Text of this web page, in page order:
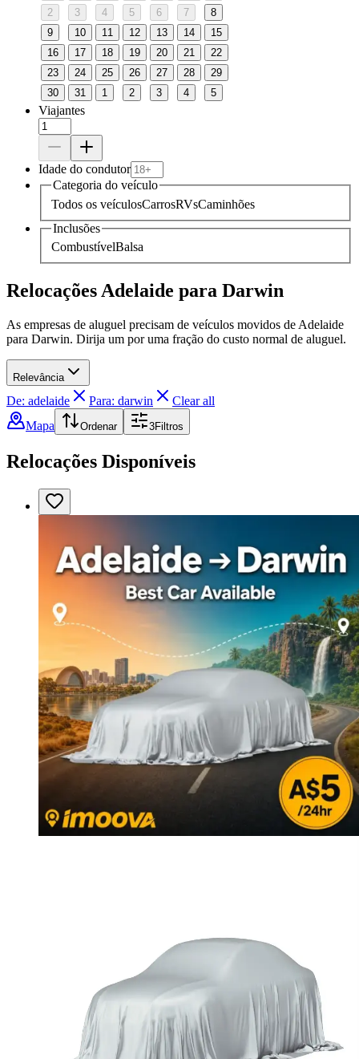
2
3 4 5 6 7
8
9
10 11 12 13 14
15
16
17 18 19 20 21
22
23
24 25 26 27 28
29
30
31 1 2 3 4 5
Viajantes
Idade do condutor
Categoria do veículo
Todos os veículosCarrosRVsCaminhões
Inclusões
CombustívelBalsa
Relocações Adelaide para Darwin
As empresas de aluguel precisam de veículos movidos de Adelaide
para Darwin. Dirija um por uma fração do custo normal de aluguel.
Relevância
De: adelaide Para: darwin
Clear all
Mapa
Ordenar 3Filtros
Relocações Disponíveis